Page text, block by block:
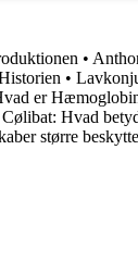
•
•
er
Cølibat: Hvad
større